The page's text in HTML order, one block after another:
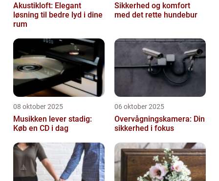
Akustikloft: Elegant
løsning til bedre lyd i dine
rum
Sikkerhed og komfort
med det rette hundebur
08 oktober 2025
Musikken lever stadig:
Køb en CD i dag
06 oktober 2025
Overvågningskamera: Din
sikkerhed i fokus